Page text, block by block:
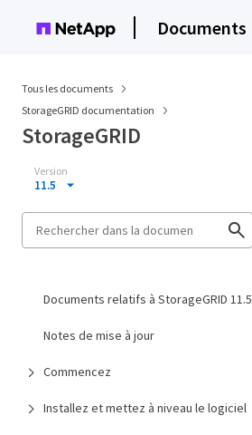
Documents
Tous les documents
StorageGRID documentation
StorageGRID
Version
11.5
Documents relatifs à StorageGRID 11.5
Notes de mise à jour
Commencez
Installez et mettez à niveau le logiciel